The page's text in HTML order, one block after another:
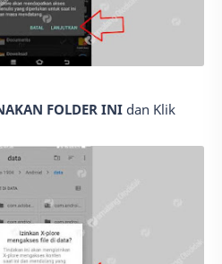
FOLDER INI dan Klik